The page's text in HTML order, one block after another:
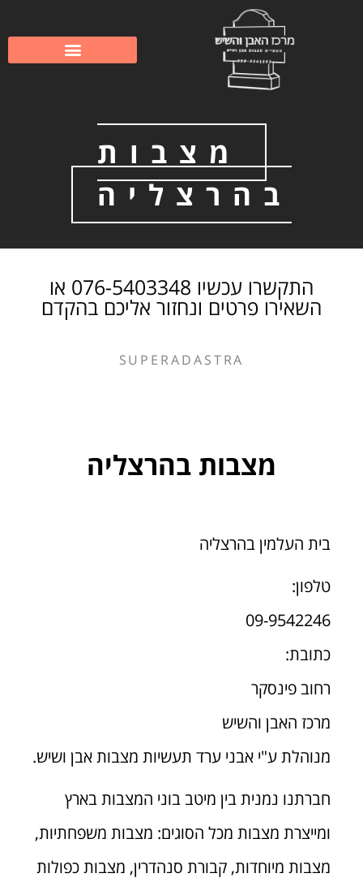
מצבות
בהרצליה
התקשרו עכשיו 076-5403348 או
השאירו פרטים ונחזור אליכם בהקדם
SUPERADASTRA
מצבות בהרצליה
בית העלמין בהרצליה
טלפון:
09-9542246
כתובת:
רחוב פינסקר
מרכז האבן והשיש
מנוהלת ע"י אבני ערד תעשיות מצבות אבן ושיש.
חברתנו נמנית בין מיטב בוני המצבות בארץ
ומייצרת מצבות מכל הסוגים: מצבות משפחתיות,
מצבות מיוחדות, קבורת סנהדרין, מצבות כפולות